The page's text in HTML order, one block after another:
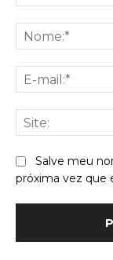
Salve meu
próxima vez que